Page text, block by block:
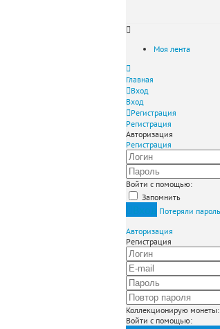
Моя лента
Главная
Вход
Вход
Регистрация
Регистрация
Авторизация
Регистрация
Войти с помощью:
Запомнить
Потеряли
Авторизация
Регистрация
Коллекционирую монеты:
Войти с помощью: